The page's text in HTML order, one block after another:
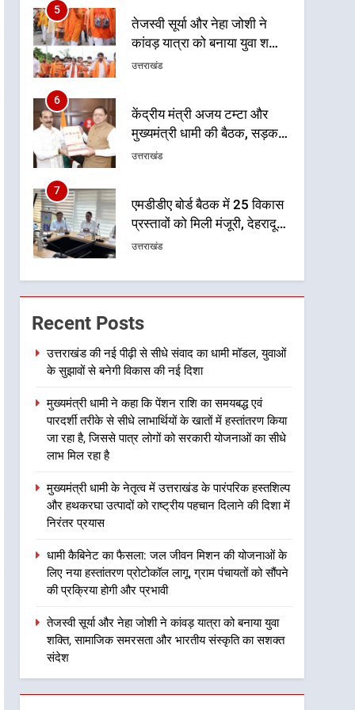
6
केंद्रीय मंत्री अजय टम्टा और
मुख्यमंत्री धामी की बैठक, सड़क
परियोजनाओं पर हुआ मंथन
उत्तराखंड
7
एमडीडीए बोर्ड बैठक में 25 विकास
प्रस्तावों को मिली मंजूरी, देहरादून-
मसूरी के नियोजित विकास को
उत्तराखंड
8
मुख्यमंत्री धामी के प्रयासों से
बनबसा रेलवे स्टेशन पर अछनेरा-
टनकपुर एक्सप्रेस का ठहराव हुआ
उत्तराखंड
1
उत्तराखंड की नई पीढ़ी से सीधे
संवाद का धामी मॉडल, युवाओं के
सुझावों से बनेगी विकास की नई
दिशा
2
राशि का समयबद्ध एवं पारदर्शी
तरीके से सीधे लाभार्थियों के खातों
में हस्तांतरण किया जा रहा है,
योजनाओं का सीधे लाभ मिल रहा है
उत्तराखंड
3
उत्तराखंड के पारंपरिक हस्तशिल्प
और हथकरघा उत्पादों को राष्ट्रीय
प्रयास
4
धामी कैबिनेट का फैसला: जल
जीवन मिशन की योजनाओं के लिए
ग्राम पंचायतों को सौंपने की
प्रक्रिया होगी और प्रभावी
5
कांवड़ यात्रा को बनाया युवा शक्ति,
सामाजिक समरसता और भारतीय
उत्तराखंड
Recent Posts
उत्तराखंड की नई पीढ़ी से सीधे संवाद का धामी मॉडल, युवाओं
के सुझावों से बनेगी विकास की नई दिशा
मुख्यमंत्री धामी ने कहा कि पेंशन राशि का समयबद्ध एवं
पारदर्शी तरीके से सीधे लाभार्थियों के खातों में हस्तांतरण किया
जा रहा है, जिससे पात्र लोगों को सरकारी योजनाओं का सीधे
लाभ मिल रहा है
मुख्यमंत्री धामी के नेतृत्व में उत्तराखंड के पारंपरिक हस्तशिल्प
और हथकरघा उत्पादों को राष्ट्रीय पहचान दिलाने की दिशा में
निरंतर प्रयास
धामी कैबिनेट का फैसला: जल जीवन मिशन की योजनाओं के
लिए नया हस्तांतरण प्रोटोकॉल लागू, ग्राम पंचायतों को सौंपने
की प्रक्रिया होगी और प्रभावी
तेजस्वी सूर्या और नेहा जोशी ने कांवड़ यात्रा को बनाया युवा
शक्ति, सामाजिक समरसता और भारतीय संस्कृति का सशक्त
संदेश